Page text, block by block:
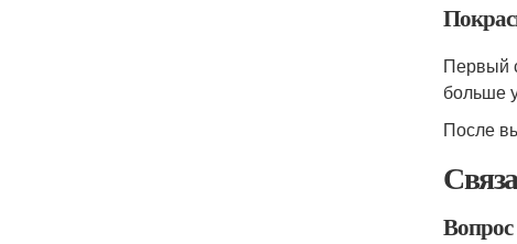
Первый
больше
После